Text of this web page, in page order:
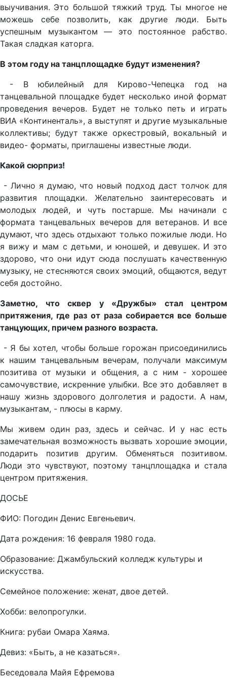
выучивания. Это большой тяжкий труд. Ты многое не
можешь себе позволить, как другие люди. Быть
успешным музыкантом — это постоянное рабство.
Такая сладкая каторга.
В этом году на танцплощадке будут изменения?
- В юбилейный для Кирово-Чепецка год на
танцевальной площадке будет несколько иной формат
проведения вечеров. Будет не только петь и играть
ВИА «Континенталь», а выступят и другие музыкальные
коллективы; будут также оркестровый, вокальный и
видео- форматы, приглашены известные люди.
Какой сюрприз!
- Лично я думаю, что новый подход даст толчок для
развития площадки. Желательно заинтересовать и
молодых людей, и чуть постарше. Мы начинали с
формата танцевальных вечеров для ветеранов. И все
думают, что здесь отдыхают только пожилые люди. Но
я вижу и мам с детьми, и юношей, и девушек. И это
здорово, что они идут сюда послушать качественную
музыку, не стесняются своих эмоций, общаются, ведут
себя достойно.
Заметно, что сквер у «Дружбы» стал центром
притяжения, где раз от раза собирается все больше
танцующих, причем разного возраста.
- Я бы хотел, чтобы больше горожан присоединились
к нашим танцевальным вечерам, получали максимум
позитива от музыки и общения, а с ним - хорошее
самочувствие, искренние улыбки. Все это добавляет в
нашу жизнь здорового долголетия и радости. А нам,
музыкантам, - плюсы в карму.
Мы живем один раз, здесь и сейчас. И у нас есть
замечательная возможность вызвать хорошие эмоции,
подарить позитив другим. Обменяться позитивом.
Люди это чувствуют, поэтому танцплощадка и стала
центром притяжения.
ДОСЬЕ
ФИО: Погодин Денис Евгеньевич.
Дата рождения: 16 февраля 1980 года.
Образование: Джамбульский колледж культуры и
искусства.
Семейное положение: женат, двое детей.
Хобби: велопрогулки.
Книга: рубаи Омара Хаяма.
Девиз: «Быть, а не казаться».
Беседовала Майя Ефремова